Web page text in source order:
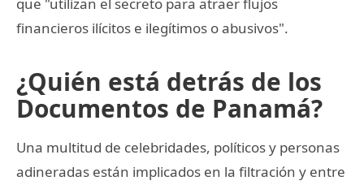
financieros ilícitos e ilegítimos o abusivos".
¿Quién está detrás de los
Documentos de Panamá?
Una multitud de celebridades, políticos y personas
adineradas están implicados en la filtración y entre